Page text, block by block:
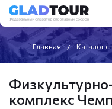
Главная Каталог
комплекс